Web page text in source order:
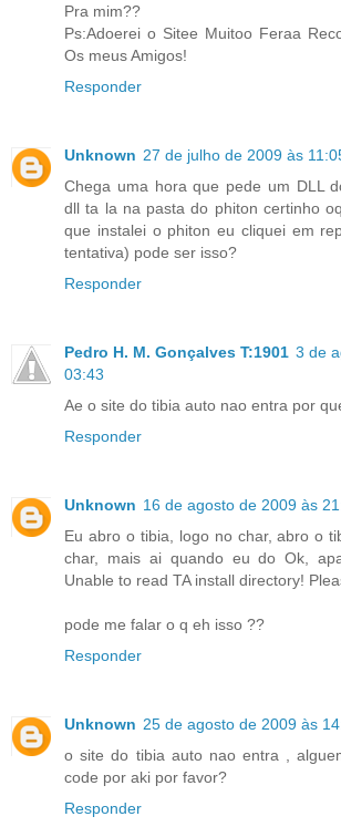
Pra mim??
Ps:Adoerei o Sitee Muitoo Feraa
Os meus Amigos!
Responder
Unknown 27 de julho de 2009 às
Chega uma hora que pede um DLL
dll ta la na pasta do phiton certinho
que instalei o phiton eu cliquei em
tentativa) pode ser isso?
Responder
Pedro H. M. Gonçalves T:1901 3 de
03:43
Ae o site do tibia auto nao entra por
Responder
Unknown 16 de agosto de 2009 às
Eu abro o tibia, logo no char, abro o
char, mais ai quando eu do Ok,
Unable to read TA install directory!
pode me falar o q eh isso ??
Responder
Unknown 25 de agosto de 2009 às
o site do tibia auto nao entra ,
code por aki por favor?
Responder